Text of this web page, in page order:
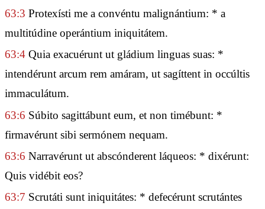
63:3 Protexísti me a convéntu malignántium: * a
multitúdine operántium iniquitátem.
63:4 Quia exacuérunt ut gládium linguas suas: *
intendérunt arcum rem amáram, ut sagíttent in occúltis
immaculátum.
63:6 Súbito sagittábunt eum, et non timébunt: *
firmavérunt sibi sermónem nequam.
63:6 Narravérunt ut abscónderent láqueos: * dixérunt:
Quis vidébit eos?
63:7 Scrutáti sunt iniquitátes: * defecérunt scrutántes